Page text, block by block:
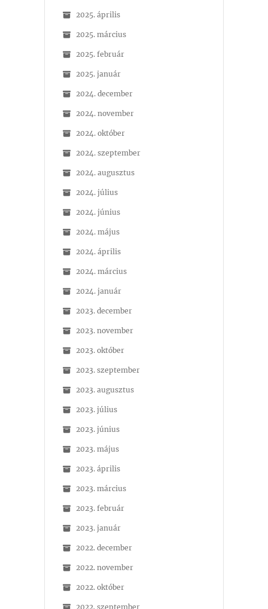
2025. április
2025. március
2025. február
2025. január
2024. december
2024. november
2024. október
2024. szeptember
2024. augusztus
2024. július
2024. június
2024. május
2024. április
2024. március
2024. január
2023. december
2023. november
2023. október
2023. szeptember
2023. augusztus
2023. július
2023. június
2023. május
2023. április
2023. március
2023. február
2023. január
2022. december
2022. november
2022. október
2022. szeptember